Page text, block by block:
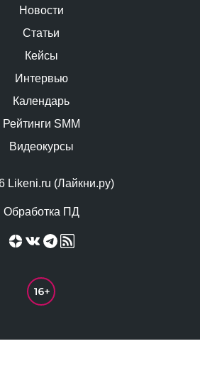
Likeni.ru (Лайкни.ру)
Обработка ПД
Новости
Статьи
Кейсы
Интервью
Календарь
Рейтинги SMM
Видеокурсы